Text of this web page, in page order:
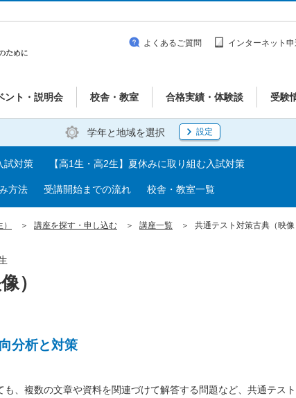
ント・説明会 校舎・教室 合格実績・体験談 受験
よくあるご質問 インターネット
学年と地域を選択 設定
試対策 【高1生・高2生】夏休みに取り組む入試対策
方法 受講開始までの流れ 校舎・教室一覧
講座を探す・申し込む 講座一覧 共通テスト対策古典（映
）
分析と対策
、複数の文章や資料を関連づけて解答する問題など、共通テス